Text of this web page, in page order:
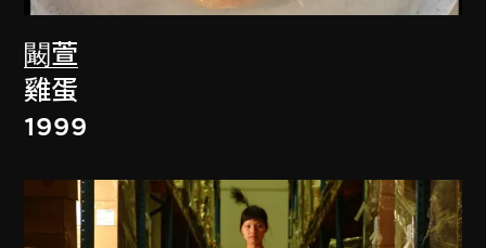
闞萱
雞蛋
1999